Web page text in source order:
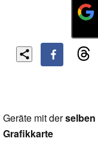
Geräte mit derselben
Grafikkarte